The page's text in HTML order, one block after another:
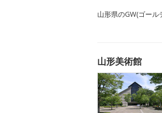
山形県のGW(ゴー
山形美術館